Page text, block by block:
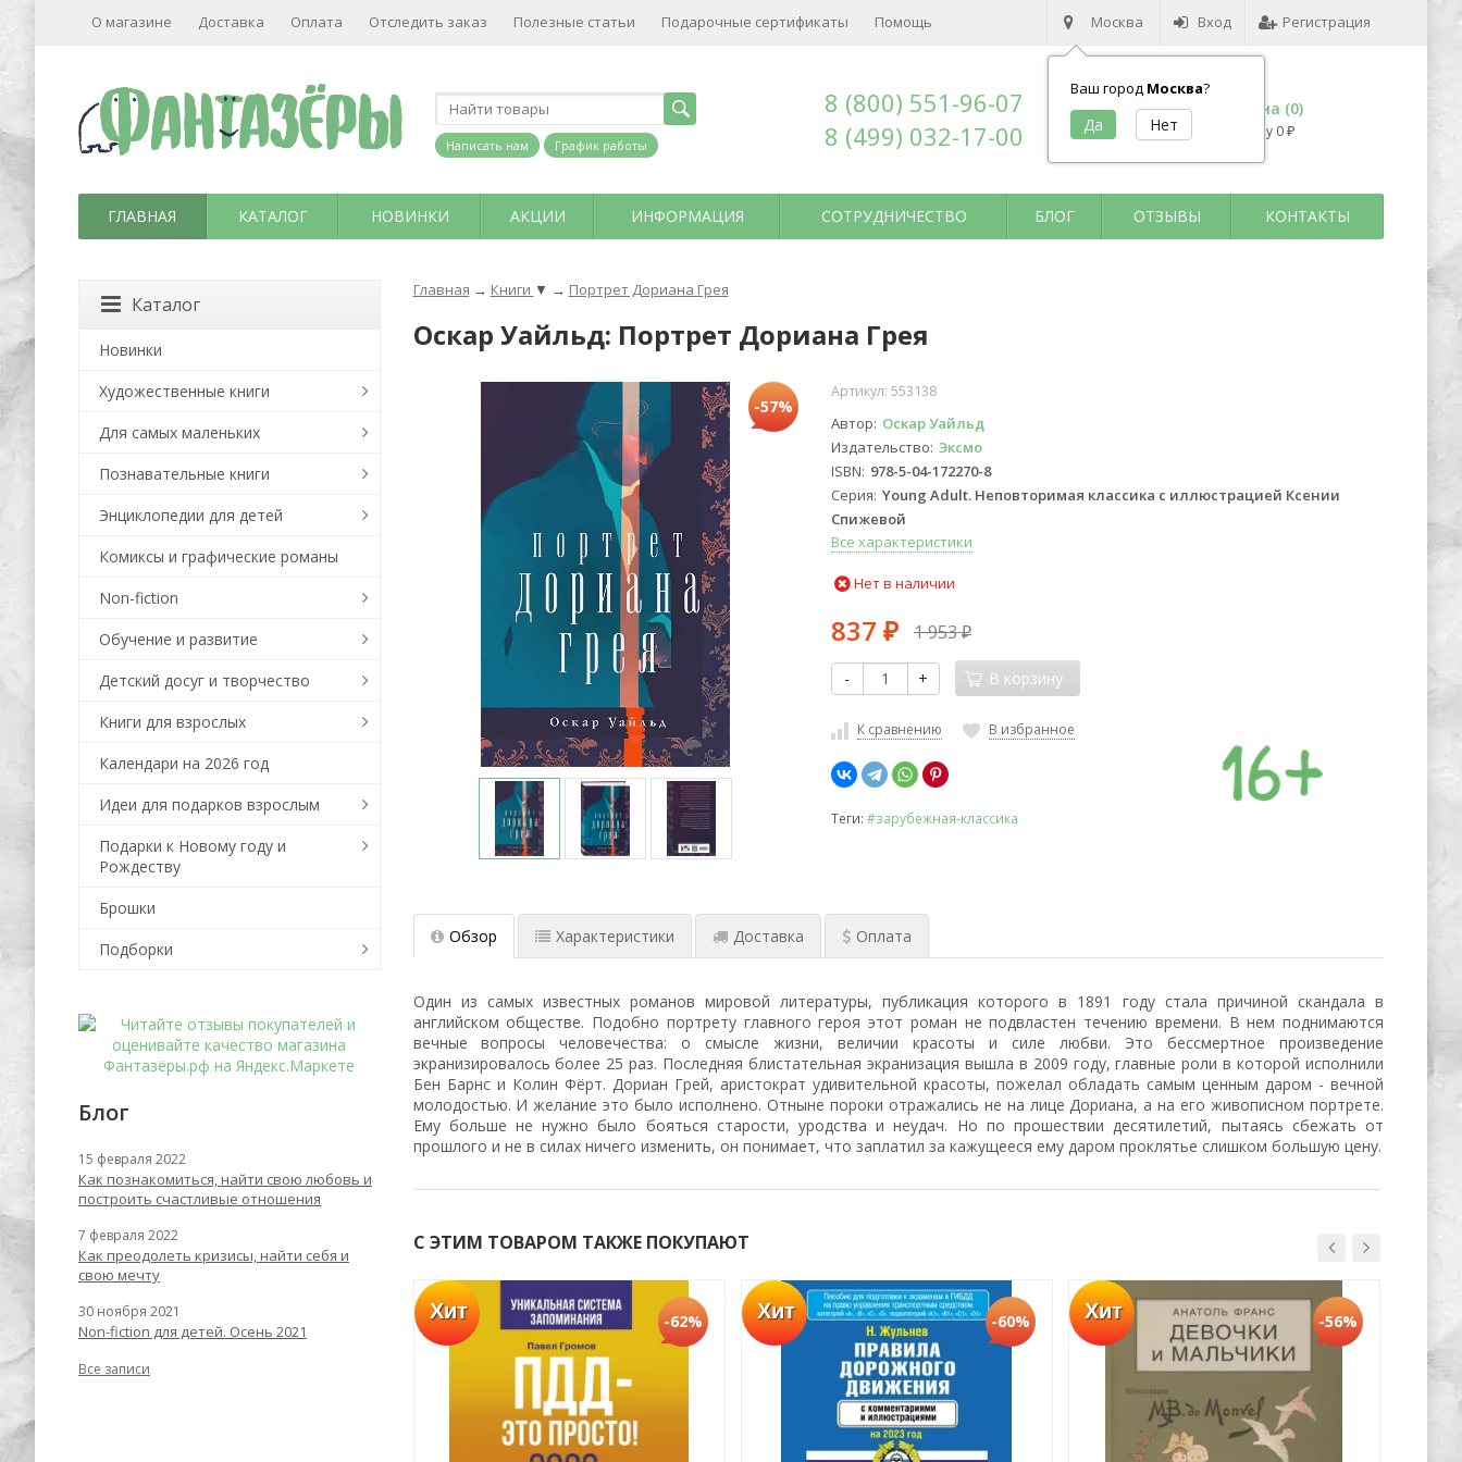
Москва
Ваш город Москва?
Вход Регистрация
О магазине Доставка Оплата Отследить заказ Полезные статьи Подарочные сертификаты Помощь
Написать нам График работы
8 (800) 551-96-07
8 (499) 032-17-00
Корзина (0)
на сумму 0 ₽
ГЛАВНАЯ КАТАЛОГ НОВИНКИ АКЦИИ ИНФОРМАЦИЯ СОТРУДНИЧЕСТВО БЛОГ ОТЗЫВЫ КОНТАКТЫ
Главная → Книги ▼ → Портрет Дориана Грея
Оскар Уайльд: Портрет Дориана Грея
-57%
Артикул: 553138
Автор Оскар Уайльд
Издательство Эксмо
ISBN 978-5-04-172270-8
Серия Young Adult. Неповторимая классика с иллюстрацией Ксении
Спижевой
Все характеристики
Нет в наличии
837 ₽ 1 953₽
- + В корзину
К сравнению В избранное
Теги: #зарубежная-классика
Обзор Характеристики Доставка Оплата
Один из самых известных романов мировой литературы, публикация которого в 1891 году стала причиной скандала в
английском обществе. Подобно портрету главного героя этот роман не подвластен течению времени. В нем поднимаются
вечные вопросы человечества: о смысле жизни, величии красоты и силе любви. Это бессмертное произведение
экранизировалось более 25 раз. Последняя блистательная экранизация вышла в 2009 году, главные роли в которой исполнили
Бен Барнс и Колин Фёрт. Дориан Грей, аристократ удивительной красоты, пожелал обладать самым ценным даром - вечной
молодостью. И желание это было исполнено. Отныне пороки отражались не на лице Дориана, а на его живописном портрете.
Ему больше не нужно было бояться старости, уродства и неудач. Но по прошествии десятилетий, пытаясь сбежать от
прошлого и не в силах ничего изменить, он понимает, что заплатил за кажущееся ему даром проклятье слишком большую цену.
С ЭТИМ ТОВАРОМ ТАКЖЕ ПОКУПАЮТ
Хит Хит -62% Хит -60% Хит -56%
Каталог
Новинки
Художественные книги
Для самых маленьких
Познавательные книги
Энциклопедии для детей
Комиксы и графические романы
Non-fiction
Обучение и развитие
Детский досуг и творчество
Книги для взрослых
Календари на 2026 год
Идеи для подарков взрослым
Подарки к Новому году и
Рождеству
Брошки
Подборки
Блог
15 февраля 2022
Как познакомиться, найти свою любовь и
построить счастливые отношения
7 февраля 2022
Как преодолеть кризисы, найти себя и
свою мечту
30 ноября 2021
Non-fiction для детей. Осень 2021
Все записи